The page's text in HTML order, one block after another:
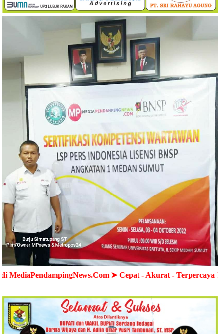
➤ Cepat - Akurat - Terpercaya ➤ Semua